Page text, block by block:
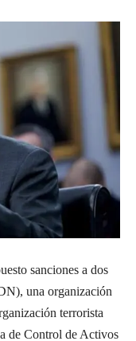
sanciones a dos
una organización
terrorista
de Control de Activos